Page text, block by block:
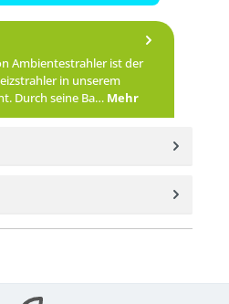
Ambientestrahler ist der
in unserem
Durch seine Ba… Mehr